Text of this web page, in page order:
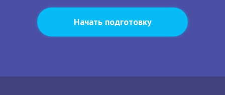
Начать подготовку